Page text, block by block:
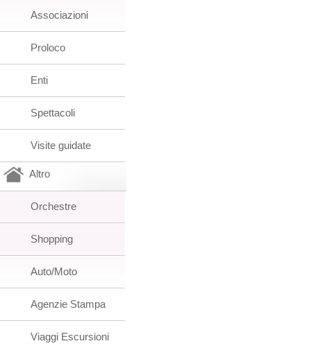
Associazioni
Proloco
Enti
Spettacoli
Visite guidate
Altro
Orchestre
Shopping
Auto/Moto
Agenzie Stampa
Viaggi Escursioni